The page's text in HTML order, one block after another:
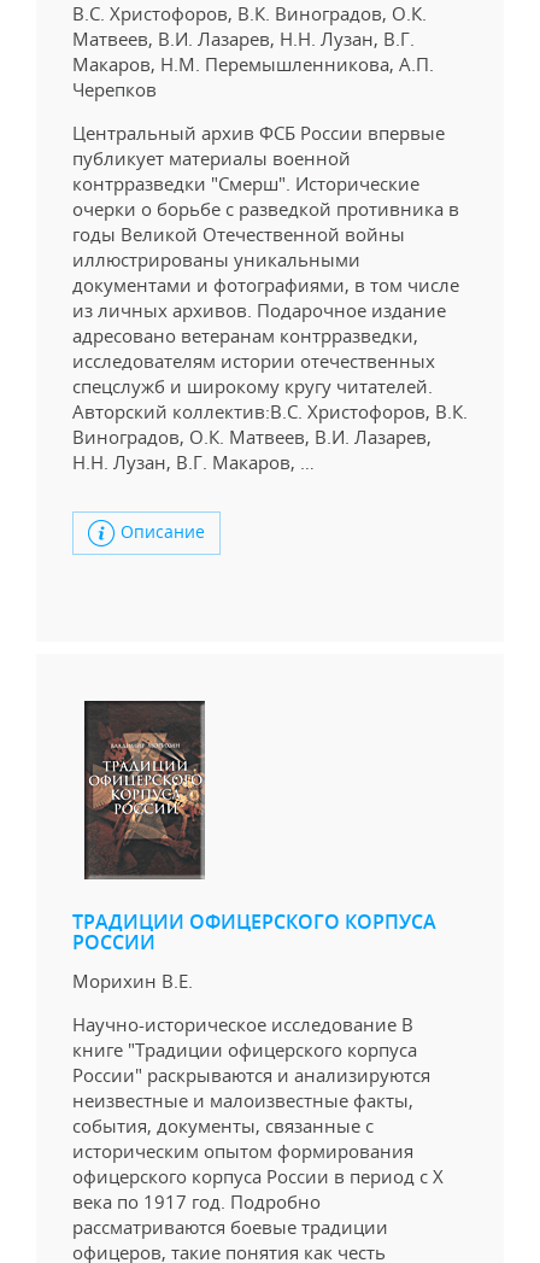
В.С. Христофоров, В.К. Виноградов, О.К.
Матвеев, В.И. Лазарев, Н.Н. Лузан, В.Г.
Макаров, Н.М. Перемышленникова, А.П.
Черепков
Центральный архив ФСБ России впервые
публикует материалы военной
контрразведки "Смерш". Исторические
очерки о борьбе с разведкой противника в
годы Великой Отечественной войны
иллюстрированы уникальными
документами и фотографиями, в том числе
из личных архивов. Подарочное издание
адресовано ветеранам контрразведки,
исследователям истории отечественных
спецслужб и широкому кругу читателей.
Авторский коллектив:В.С. Христофоров, В.К.
Виноградов, О.К. Матвеев, В.И. Лазарев,
Н.Н. Лузан, В.Г. Макаров, …
Описание
ТРАДИЦИИ ОФИЦЕРСКОГО КОРПУСА
РОССИИ
Морихин В.Е.
Научно-историческое исследование В
книге "Традиции офицерского корпуса
России" раскрываются и анализируются
неизвестные и малоизвестные факты,
события, документы, связанные с
историческим опытом формирования
офицерского корпуса России в период с X
века по 1917 год. Подробно
рассматриваются боевые традиции
офицеров, такие понятия как честь